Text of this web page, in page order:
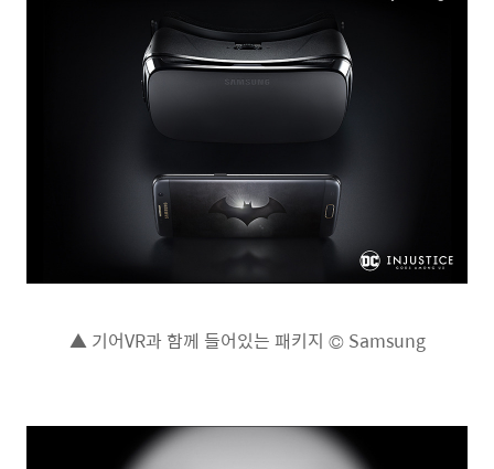
▲ 기어VR과 함께 들어있는 패키지 © Samsung